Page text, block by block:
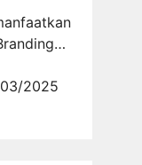
2025